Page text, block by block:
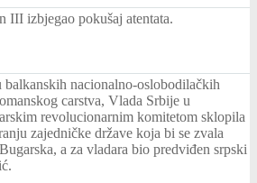
III izbjegao pokušaj atentata.
nacionalno-oslobodilačkih
carstva, Vlada Srbije u
revolucionarnim komitetom sklopila
zajedničke države koja bi se zvala
a za vladara bio predviđen srpski